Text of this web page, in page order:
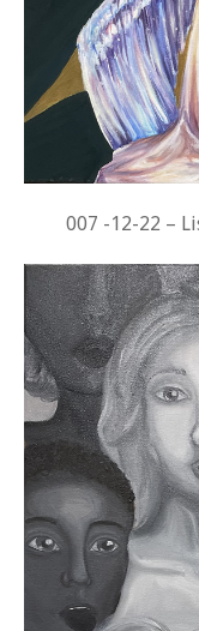
007 -12-22 –